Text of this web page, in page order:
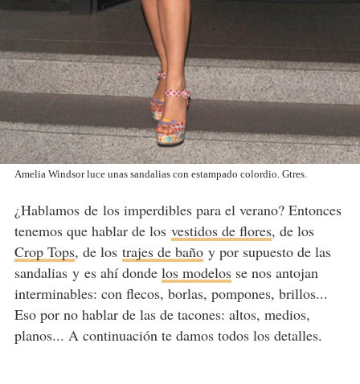
Amelia Windsor luce unas sandalias con estampado colordio. Gtres.
¿Hablamos de los imperdibles para el verano? Entonces
tenemos que hablar de los vestidos de flores, de los
Crop Tops, de los trajes de bañoy por supuesto de las
sandalias y es ahí donde los modelosse nos antojan
interminables: con flecos, borlas, pompones, brillos...
Eso por no hablar de las de tacones: altos, medios,
planos... A continuación te damos todos los detalles.